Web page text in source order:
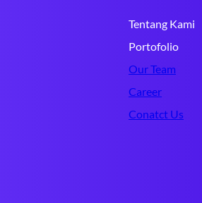
Tentang Kami
Portofolio
Our Team
Career
Conatct Us